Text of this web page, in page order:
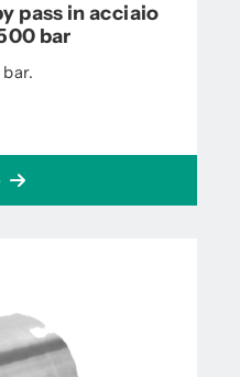
pass in acciaio
bar